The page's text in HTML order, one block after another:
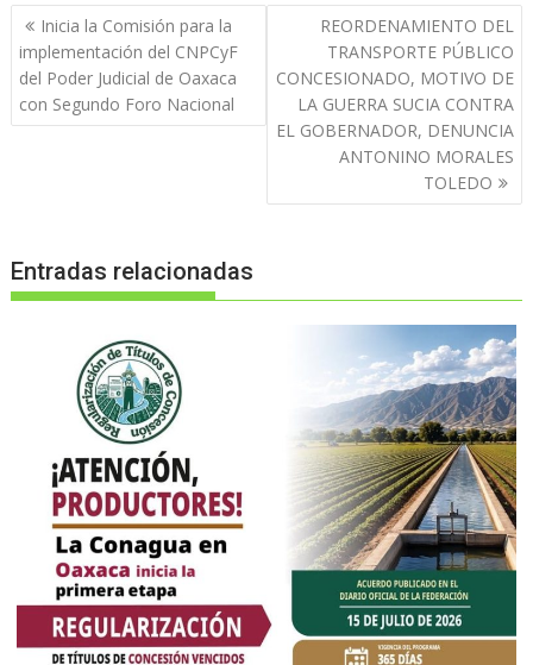
Navegación
de
entradas
Inicia la Comisión para la
implementación del CNPCyF
del Poder Judicial de Oaxaca
con Segundo Foro Nacional
REORDENAMIENTO DEL
TRANSPORTE PÚBLICO
CONCESIONADO, MOTIVO DE
LA GUERRA SUCIA CONTRA
EL GOBERNADOR, DENUNCIA
ANTONINO MORALES
TOLEDO
Entradas relacionadas